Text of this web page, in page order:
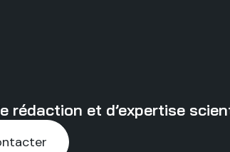
rédaction et d’expertise